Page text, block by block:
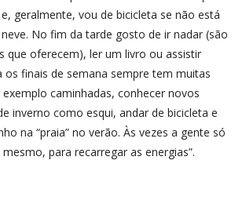
geralmente, vou de bicicleta se não está
No fim da tarde gosto de ir nadar (são
que oferecem), ler um livro ou assistir
os finais de semana sempre tem muitas
caminhadas, conhecer novos
inverno como esqui, andar de bicicleta e
na “praia” no verão. Às vezes a gente só
para recarregar as energias”.